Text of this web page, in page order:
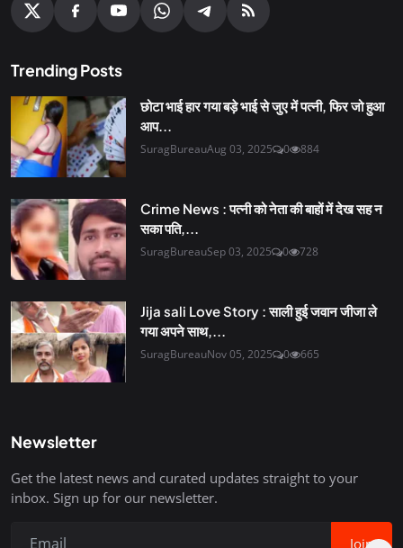
Trending Posts
छोटा भाई हार गया बड़े भाई से जुए में पत्नी, फिर जो हुआ
आप...
SuragBureauAug 03, 2025 0 884
Crime News : पत्नी को नेता की बाहों में देख सह न
सका पति,...
SuragBureauSep 03, 2025 0 728
Jija sali Love Story : साली हुई जवान जीजा ले
गया अपने साथ,...
SuragBureauNov 05, 2025 0 665
Newsletter
Get the latest news and curated updates straight to your
inbox. Sign up for our newsletter.
Join